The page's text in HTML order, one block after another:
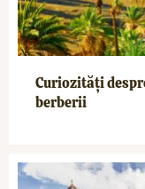
Curiozități
berberii